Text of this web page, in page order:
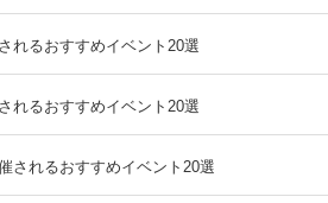
れるおすすめイベント20選
れるおすすめイベント20選
されるおすすめイベント20選